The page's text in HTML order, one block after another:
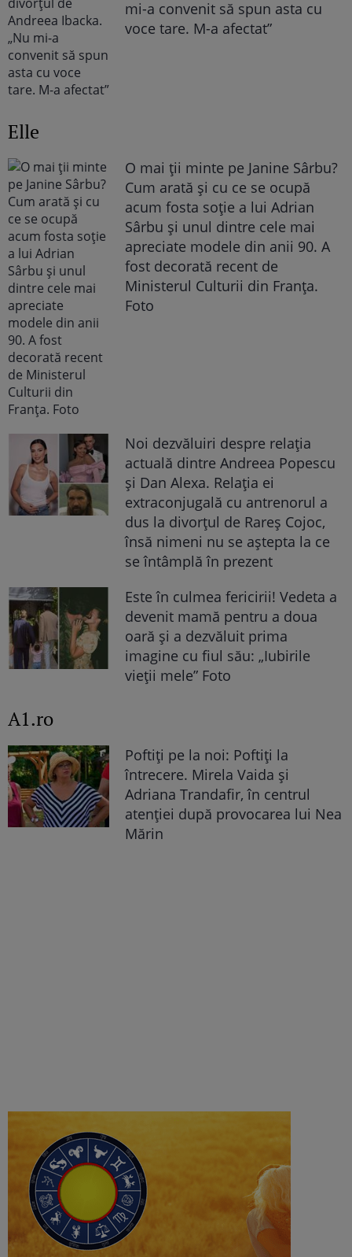
mi-a convenit să spun asta cu
voce tare. M-a afectat”
Elle
O mai ții minte pe Janine Sârbu?
Cum arată și cu ce se ocupă
acum fosta soție a lui Adrian
Sârbu și unul dintre cele mai
apreciate modele din anii 90. A
fost decorată recent de
Ministerul Culturii din Franța.
Foto
Noi dezvăluiri despre relația
actuală dintre Andreea Popescu
și Dan Alexa. Relația ei
extraconjugală cu antrenorul a
dus la divorțul de Rareș Cojoc,
însă nimeni nu se aștepta la ce
se întâmplă în prezent
Este în culmea fericirii! Vedeta a
devenit mamă pentru a doua
oară și a dezvăluit prima
imagine cu fiul său: „Iubirile
vieții mele” Foto
A1.ro
Poftiți pe la noi: Poftiți la
întrecere. Mirela Vaida și
Adriana Trandafir, în centrul
atenției după provocarea lui Nea
Mărin